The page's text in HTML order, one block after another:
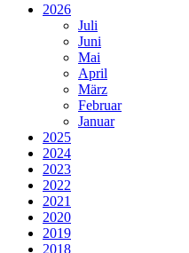
2026
Juli
Juni
Mai
April
März
Februar
Januar
2025
2024
2023
2022
2021
2020
2019
2018